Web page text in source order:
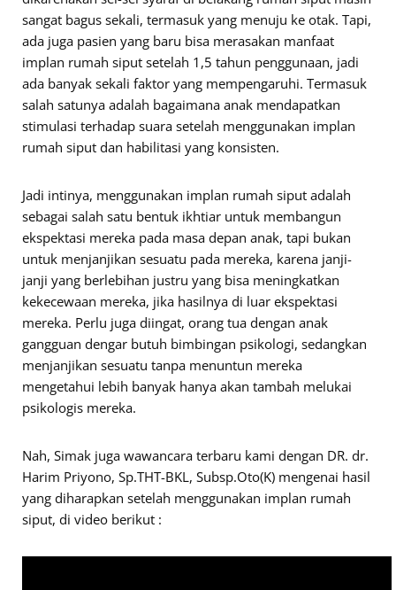
sangat bagus sekali, termasuk yang menuju ke otak. Tapi,
ada juga pasien yang baru bisa merasakan manfaat
implan rumah siput setelah 1,5 tahun penggunaan, jadi
ada banyak sekali faktor yang mempengaruhi. Termasuk
salah satunya adalah bagaimana anak mendapatkan
stimulasi terhadap suara setelah menggunakan implan
rumah siput dan habilitasi yang konsisten.
Jadi intinya, menggunakan implan rumah siput adalah
sebagai salah satu bentuk ikhtiar untuk membangun
ekspektasi mereka pada masa depan anak, tapi bukan
untuk menjanjikan sesuatu pada mereka, karena janji-
janji yang berlebihan justru yang bisa meningkatkan
kekecewaan mereka, jika hasilnya di luar ekspektasi
mereka. Perlu juga diingat, orang tua dengan anak
gangguan dengar butuh bimbingan psikologi, sedangkan
menjanjikan sesuatu tanpa menuntun mereka
mengetahui lebih banyak hanya akan tambah melukai
psikologis mereka.
Nah, Simak juga wawancara terbaru kami dengan DR. dr.
Harim Priyono, Sp.THT-BKL, Subsp.Oto(K) mengenai hasil
yang diharapkan setelah menggunakan implan rumah
siput, di video berikut :